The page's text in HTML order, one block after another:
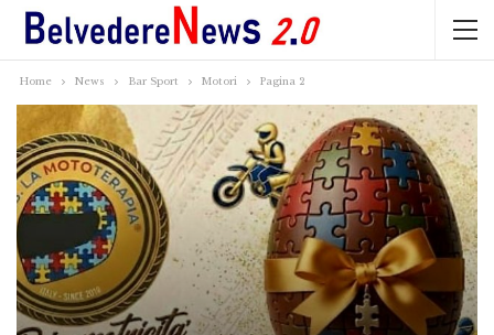
Home News Bar Sport Motori Pagina 2